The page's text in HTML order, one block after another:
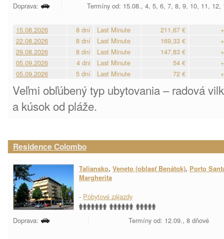
Doprava: Termíny od: 15.08., 4, 5, 6, 7, 8, 9, 10, 11, 12,
15.08.2026 8 dní Last Minute 211,67 €
22.08.2026
8 dní Last Minute 169,33 €
29.08.2026
8 dní Last Minute 147,83 €
05.09.2026
4 dni Last Minute 54 €
05.09.2026
5 dní Last Minute 72 €
Veľmi obľúbený typ ubytovania – radová
a kúsok od pláže.
Residence Colombo
Taliansko, Veneto (oblasť Benátok), Porto
Margherita
- Pobytové zájazdy
Doprava: Termíny od: 12.09., 8 dňové